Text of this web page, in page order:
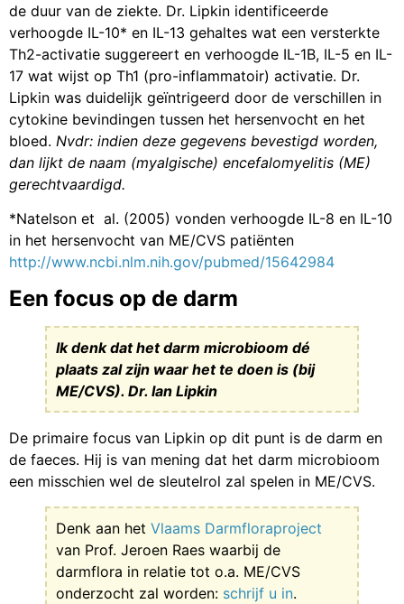
de duur van de ziekte. Dr. Lipkin identificeerde
verhoogde IL-10* en IL-13 gehaltes wat een versterkte
Th2-activatie suggereert en verhoogde IL-1B, IL-5 en IL-
17 wat wijst op Th1 (pro-inflammatoir) activatie. Dr.
Lipkin was duidelijk geïntrigeerd door de verschillen in
cytokine bevindingen tussen het hersenvocht en het
bloed. Nvdr: indien deze gegevens bevestigd worden,
dan lijkt de naam (myalgische) encefalomyelitis (ME)
gerechtvaardigd.
*Natelson et al. (2005) vonden verhoogde IL-8 en IL-10
in het hersenvocht van ME/CVS patiënten
http://www.ncbi.nlm.nih.gov/pubmed/15642984
Een focus op de darm
Ik denk dat het darm microbioom dé
plaats zal zijn waar het te doen is (bij
ME/CVS). Dr. Ian Lipkin
De primaire focus van Lipkin op dit punt is de darm en
de faeces. Hij is van mening dat het darm microbioom
een misschien wel de sleutelrol zal spelen in ME/CVS.
Denk aan het Vlaams Darmfloraproject
van Prof. Jeroen Raes waarbij de
darmflora in relatie tot o.a. ME/CVS
onderzocht zal worden: schrijf u in.